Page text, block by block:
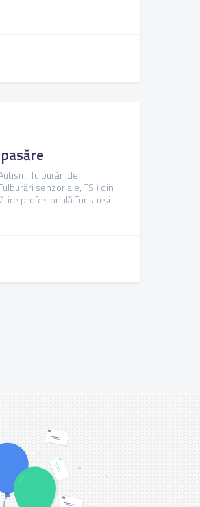
Tulburări de
senzoriale, TSI) din
profesională Turism și